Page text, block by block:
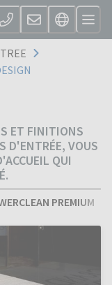
ET FINITIONS
D'ENTRÉE, VOUS
QUI
PREMIUM